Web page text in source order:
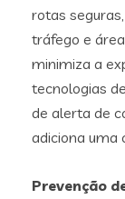
rotas
tráfego e
minimiza a
tecnologias
de alerta de
adiciona uma
Prevenção